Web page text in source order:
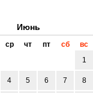
Июнь
ср чт пт сб
вс
1
4 5 6 7 8